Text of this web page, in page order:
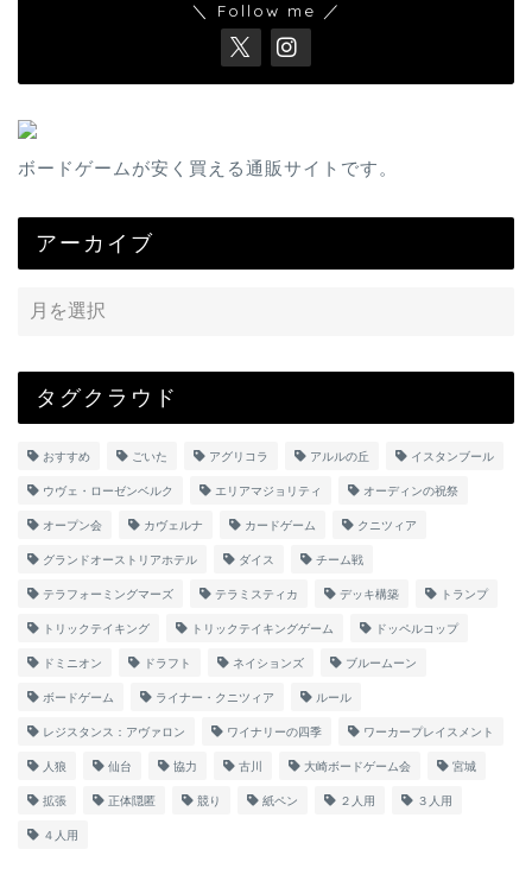
＼ Follow me ／
ボードゲームが安く買える通販サイトです。
アーカイブ
タグクラウド
おすすめ ごいた アグリコラ アルルの丘 イスタンブール
ウヴェ・ローゼンベルク エリアマジョリティ オーディンの祝祭
オープン会 カヴェルナ カードゲーム クニツィア
グランドオーストリアホテル ダイス チーム戦
テラフォーミングマーズ テラミスティカ デッキ構築 トランプ
トリックテイキング トリックテイキングゲーム ドッペルコップ
ドミニオン ドラフト ネイションズ ブルームーン
ボードゲーム ライナー・クニツィア ルール
レジスタンス：アヴァロン ワイナリーの四季 ワーカープレイスメント
人狼 仙台 協力 古川 大崎ボードゲーム会 宮城
拡張 正体隠匿 競り 紙ペン ２人用 ３人用
４人用